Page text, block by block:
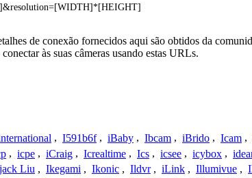
de conexão fornecidos aqui são obtidos da
às suas câmeras usando estas URLs.
, I591b6f , iBaby , Ibcam , iBrido , Icam ,
, icpe , iCraig , Icrealtime , Ics , icsee , icybox ,
Liu , Ikegami , Ikonic , Ildvr , iLink , Illumivue ,